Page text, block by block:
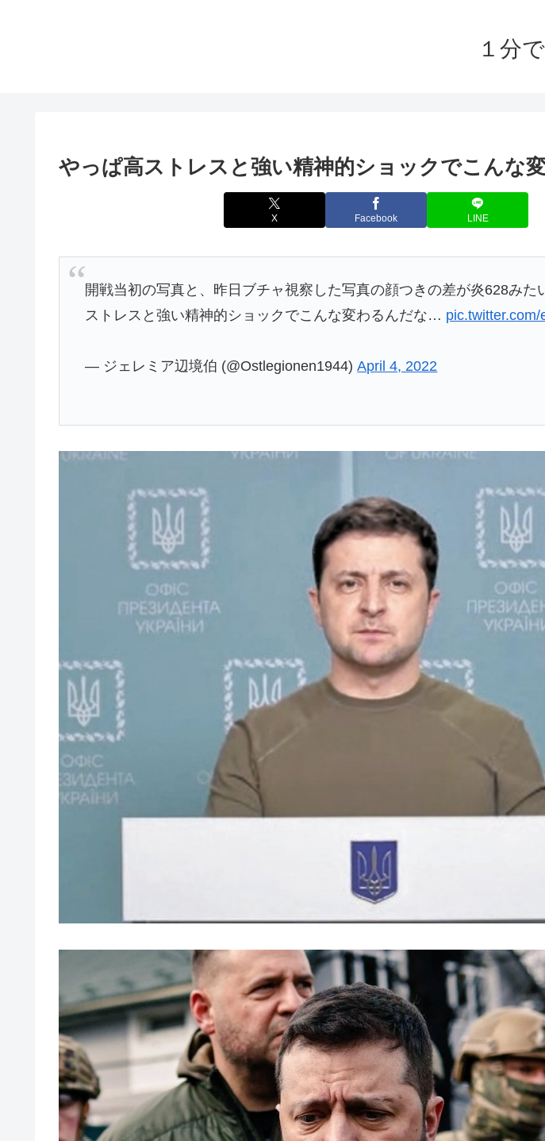
１分
やっぱ高ストレスと強い精神的ショックでこんな
X Facebook LINE
開戦当初の写真と、昨日ブチャ視察した写真の顔つきの差が炎628みた
ストレスと強い精神的ショックでこんな変わるんだな…
— ジェレミア辺境伯 (@Ostlegionen1944)April 4, 2022